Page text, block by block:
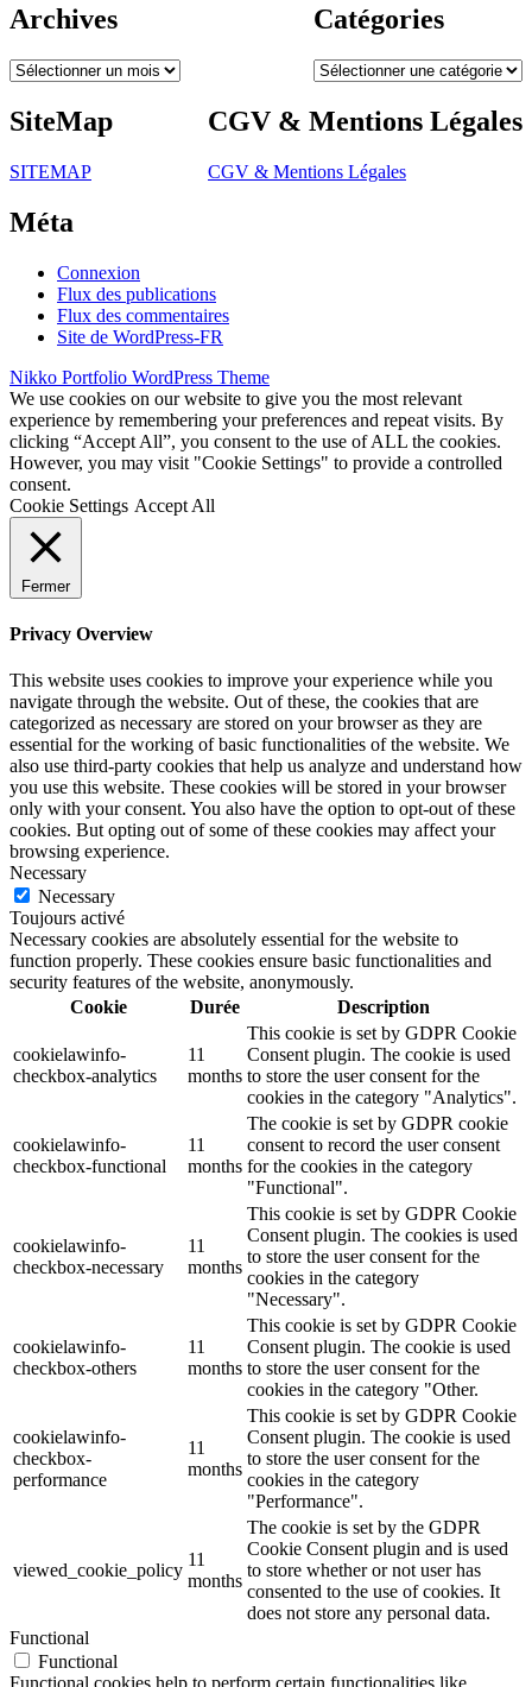
Archives
Archives
Catégories
Catégories
SiteMap
SITEMAP
CGV & Mentions Légales
CGV & Mentions Légales
Méta
Connexion
Flux des publications
Flux des commentaires
Site de WordPress-FR
Nikko Portfolio WordPress Theme
We use cookies on our website to give you the most relevant
experience by remembering your preferences and repeat visits. By
clicking “Accept All”, you consent to the use of ALL the cookies.
However, you may visit "Cookie Settings" to provide a controlled
consent.
Cookie Settings Accept All
Fermer
Privacy Overview
This website uses cookies to improve your experience while you
navigate through the website. Out of these, the cookies that are
categorized as necessary are stored on your browser as they are
essential for the working of basic functionalities of the website. We
also use third-party cookies that help us analyze and understand how
you use this website. These cookies will be stored in your browser
only with your consent. You also have the option to opt-out of these
cookies. But opting out of some of these cookies may affect your
browsing experience.
Necessary
Necessary
Toujours activé
Necessary cookies are absolutely essential for the website to
function properly. These cookies ensure basic functionalities and
security features of the website, anonymously.
Cookie
Durée Description
cookielawinfo-
checkbox-analytics
11
months
This cookie is set by GDPR Cookie
Consent plugin. The cookie is used
to store the user consent for the
cookies in the category "Analytics".
cookielawinfo-
checkbox-functional
11
months
The cookie is set by GDPR cookie
consent to record the user consent
for the cookies in the category
"Functional".
cookielawinfo-
checkbox-necessary
11
months
This cookie is set by GDPR Cookie
Consent plugin. The cookies is used
to store the user consent for the
cookies in the category
"Necessary".
cookielawinfo-
checkbox-others
11
months
This cookie is set by GDPR Cookie
Consent plugin. The cookie is used
to store the user consent for the
cookies in the category "Other.
cookielawinfo-
checkbox-
performance
11
months
This cookie is set by GDPR Cookie
Consent plugin. The cookie is used
to store the user consent for the
cookies in the category
"Performance".
viewed_cookie_policy
11
months
The cookie is set by the GDPR
Cookie Consent plugin and is used
to store whether or not user has
consented to the use of cookies. It
does not store any personal data.
Functional
Functional